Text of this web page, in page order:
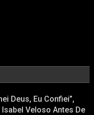
Deus, Eu Confiei”,
Veloso Antes De